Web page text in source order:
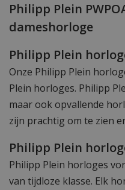
Philipp Plein
dameshorloge
Philipp Plein
Onze Philipp Plein
Plein horloges. Philipp
maar ook opvallende
zijn prachtig om te zien
Philipp Plein
Philipp Plein horloges
van tijdloze klasse. Elk